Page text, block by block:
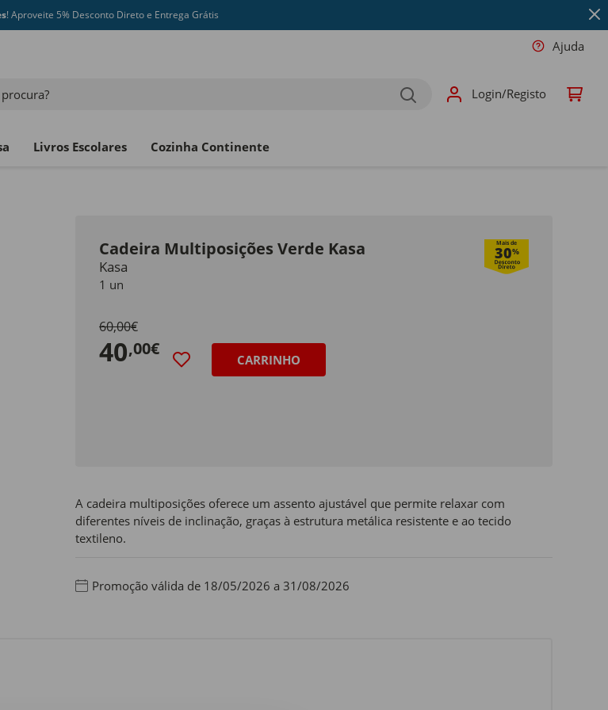
! Aproveite 5% Desconto Direto e Entrega Grátis
Ajuda
Login/Registo
Livros Escolares Cozinha Continente
Cadeira Multiposições Verde Kasa Mais de
30%
Kasa
1 un
60,00€
40,00€
CARRINHO
A cadeira multiposições oferece um assento ajustável que permite relaxar com
diferentes níveis de inclinação, graças à estrutura metálica resistente e ao tecido
textileno.
Promoção válida de 18/05/2026 a 31/08/2026